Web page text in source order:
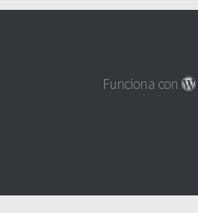
Funciona con